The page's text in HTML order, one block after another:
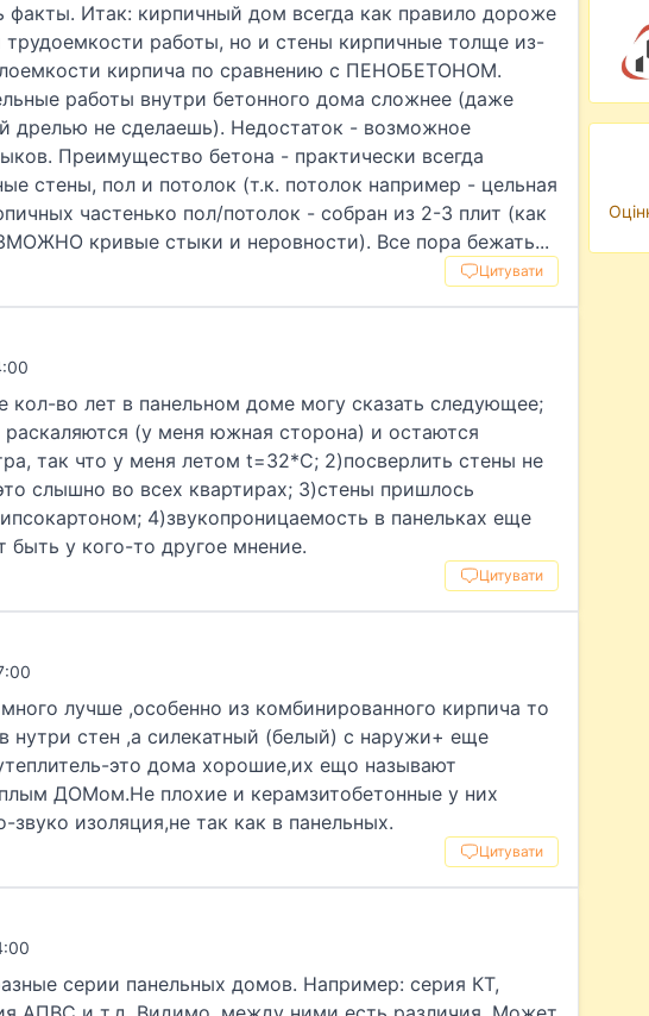
факты. Итак: кирпичный дом всегда как правило дороже
трудоемкости работы, но и стены кирпичные толще из-
кирпича по сравнению с ПЕНОБЕТОНОМ.
работы внутри бетонного дома сложнее (даже
дрелью не сделаешь). Недостаток - возможное
Преимущество бетона - практически всегда
стены, пол и потолок (т.к. потолок например - цельная
частенько пол/потолок - собран из 2-3 плит (как
кривые стыки и неровности). Все пора бежать...
Цитувати
кол-во лет в панельном доме могу сказать следующее;
раскаляются (у меня южная сторона) и остаются
так что у меня летом t=32*С; 2)посверлить стены не
слышно во всех квартирах; 3)стены пришлось
4)звукопроницаемость в панельках еще
быть у кого-то другое мнение.
Цитувати
лучше ,особенно из комбинированного кирпича то
нутри стен ,а силекатный (белый) с наружи+ еще
это дома хорошие,их ещо называют
ДОМом.Не плохие и керамзитобетонные у них
звуко изоляция,не так как в панельных.
Цитувати
серии панельных домов. Например: серия КТ,